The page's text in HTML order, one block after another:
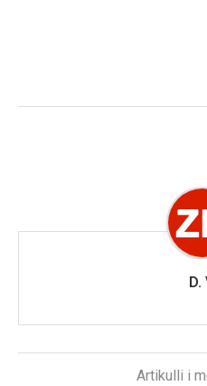
D.
Artikulli i